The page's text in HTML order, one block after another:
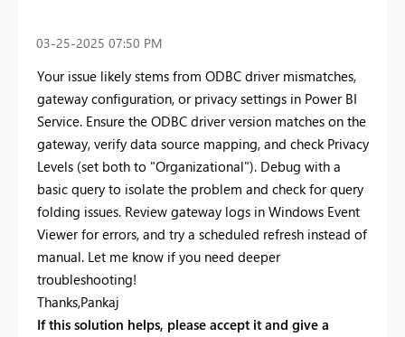
‎03-25-2025 07:50 PM
Your issue likely stems from ODBC driver mismatches,
gateway configuration, or privacy settings in Power BI
Service. Ensure the ODBC driver version matches on the
gateway, verify data source mapping, and check Privacy
Levels (set both to "Organizational"). Debug with a
basic query to isolate the problem and check for query
folding issues. Review gateway logs in Windows Event
Viewer for errors, and try a scheduled refresh instead of
manual. Let me know if you need deeper
troubleshooting!
Thanks,Pankaj
If this solution helps, please accept it and give a